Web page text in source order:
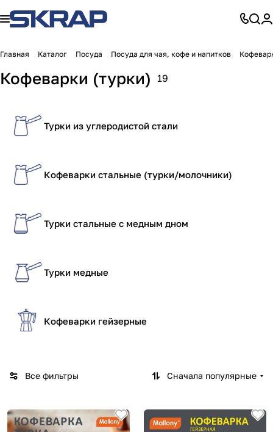
Главная Каталог Посуда Посуда для чая, кофе и напитков
Кофеварки (турки) 19
Турки из углеродистой стали
Кофеварки стальные (турки/молочники)
Турки стальные с медным дном
Турки медные
Кофеварки гейзерные
Все фильтры Сначала популярные